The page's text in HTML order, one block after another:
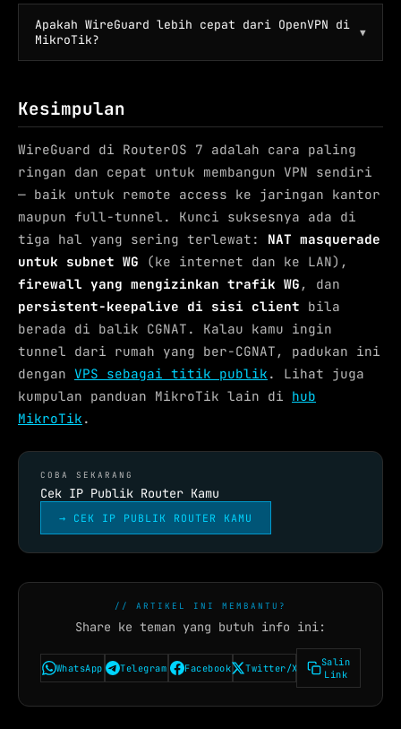
Apakah WireGuard lebih cepat dari OpenVPN di
MikroTik?
▼
Kesimpulan
WireGuard di RouterOS 7 adalah cara paling
ringan dan cepat untuk membangun VPN sendiri
— baik untuk remote access ke jaringan kantor
maupun full-tunnel. Kunci suksesnya ada di
tiga hal yang sering terlewat: NAT masquerade
untuk subnet WG (ke internet dan ke LAN),
firewall yang mengizinkan trafik WG , dan
persistent-keepalive di sisi client bila
berada di balik CGNAT. Kalau kamu ingin
tunnel dari rumah yang ber-CGNAT, padukan ini
dengan VPS sebagai titik publik . Lihat juga
kumpulan panduan MikroTik lain di hub
MikroTik .
COBA SEKARANG
Cek IP Publik Router Kamu
→ CEK IP PUBLIK ROUTER KAMU
// ARTIKEL INI MEMBANTU?
Share ke teman yang butuh info ini:
WhatsApp Telegram Facebook Twitter/X
Salin
Link